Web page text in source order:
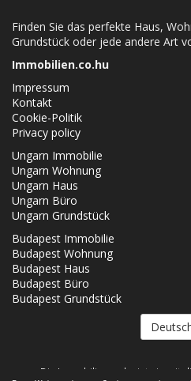
Finden Sie das perfekte Haus,
Grundstück oder jede andere Art
Immobilien.co.hu
Impressum
Kontakt
Cookie-Politik
Privacy policy
Ungarn Immobilie
Ungarn Wohnung
Ungarn Haus
Ungarn Büro
Ungarn Grundstück
Budapest Immobilie
Budapest Wohnung
Budapest Haus
Budapest Büro
Budapest Grundstück
Die Immobilien.co.hu ist ein